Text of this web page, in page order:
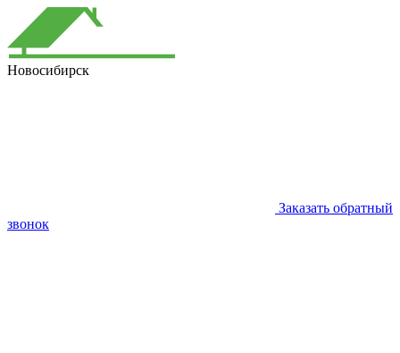
Новосибирск
Заказать обратный
звонок